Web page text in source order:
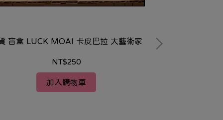
盲盒 LUCK MOAI 卡皮巴拉 大藝術家
NT$250
加入購物車